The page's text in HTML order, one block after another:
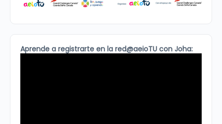
Aprende a registrarte en la red@aeioTU con Joha: